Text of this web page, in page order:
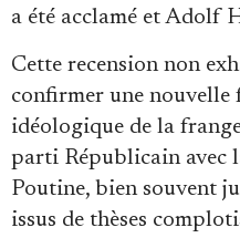
a été acclamé et Adolf
Cette recension non
confirmer une nouvelle
idéologique de la
parti Républicain avec
Poutine, bien souvent
issus de thèses